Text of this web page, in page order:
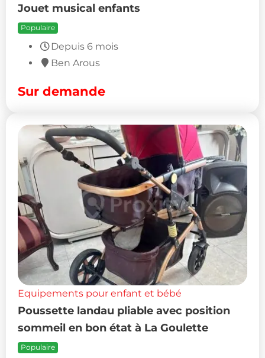
Jouet musical enfants
Populaire
Depuis 6 mois
Ben Arous
Sur demande
Equipements pour enfant et bébé
Poussette landau pliable avec position
sommeil en bon état à La Goulette
Populaire